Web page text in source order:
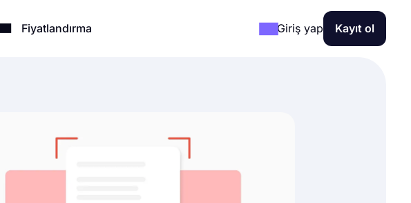
Fiyatlandırma Giriş yap Kayıt ol